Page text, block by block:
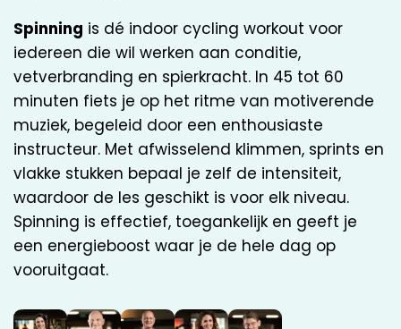
Spinning is dé indoor cycling workout voor
iedereen die wil werken aan conditie,
vetverbranding en spierkracht. In 45 tot 60
minuten fiets je op het ritme van motiverende
muziek, begeleid door een enthousiaste
instructeur. Met afwisselend klimmen, sprints en
vlakke stukken bepaal je zelf de intensiteit,
waardoor de les geschikt is voor elk niveau.
Spinning is effectief, toegankelijk en geeft je
een energieboost waar je de hele dag op
vooruitgaat.